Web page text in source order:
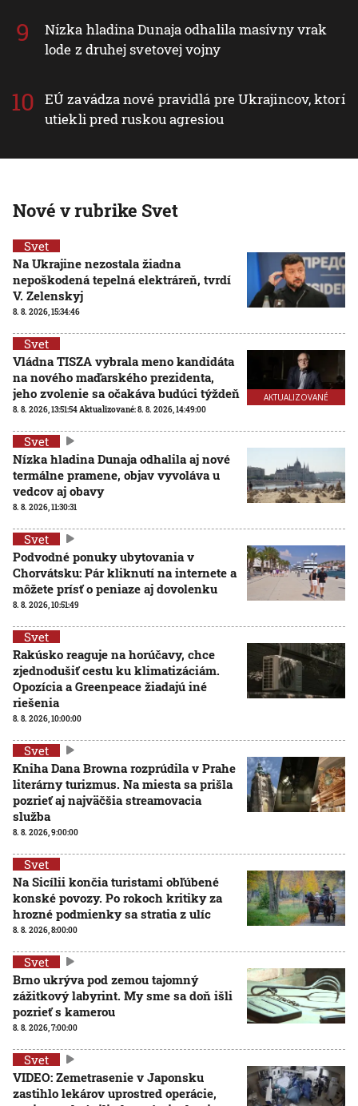
Nízka hladina Dunaja odhalila masívny vrak
lode z druhej svetovej vojny
EÚ zavádza nové pravidlá pre Ukrajincov, ktorí
utiekli pred ruskou agresiou
Nové v rubrike Svet
Svet
Na Ukrajine nezostala žiadna
nepoškodená tepelná elektráreň, tvrdí
V. Zelenskyj
8. 8. 2026, 15:34:46
AKTUALIZOVANÉ
Svet
Vládna TISZA vybrala meno kandidáta
na nového maďarského prezidenta,
jeho zvolenie sa očakáva budúci týždeň
8. 8. 2026, 13:51:54Aktualizované:8. 8. 2026, 14:49:00
Svet
Nízka hladina Dunaja odhalila aj nové
termálne pramene, objav vyvoláva u
vedcov aj obavy
8. 8. 2026, 11:30:31
Svet
Podvodné ponuky ubytovania v
Chorvátsku: Pár kliknutí na internete a
môžete prísť o peniaze aj dovolenku
8. 8. 2026, 10:51:49
Svet
Rakúsko reaguje na horúčavy, chce
zjednodušiť cestu ku klimatizáciám.
Opozícia a Greenpeace žiadajú iné
riešenia
8. 8. 2026, 10:00:00
Svet
Kniha Dana Browna rozprúdila v Prahe
literárny turizmus. Na miesta sa prišla
pozrieť aj najväčšia streamovacia
služba
8. 8. 2026, 9:00:00
Svet
Na Sicílii končia turistami obľúbené
konské povozy. Po rokoch kritiky za
hrozné podmienky sa stratia z ulíc
8. 8. 2026, 8:00:00
Svet
Brno ukrýva pod zemou tajomný
zážitkový labyrint. My sme sa doň išli
pozrieť s kamerou
8. 8. 2026, 7:00:00
Svet
VIDEO: Zemetrasenie v Japonsku
zastihlo lekárov uprostred operácie,